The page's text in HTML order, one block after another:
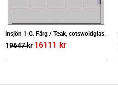
Insjön 1-G. Färg / Teak, cotswoldglas.
19647kr 16111 kr